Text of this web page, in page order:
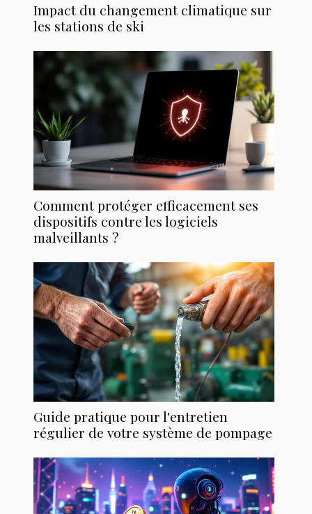
Impact du changement climatique sur
les stations de ski
Comment protéger efficacement ses
dispositifs contre les logiciels
malveillants ?
Guide pratique pour l'entretien
régulier de votre système de pompage